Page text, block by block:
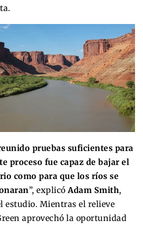
pruebas suficientes para
proceso fue capaz de bajar el
como para que los ríos se
”, explicó Adam Smith,
estudio. Mientras el relieve
aprovechó la oportunidad